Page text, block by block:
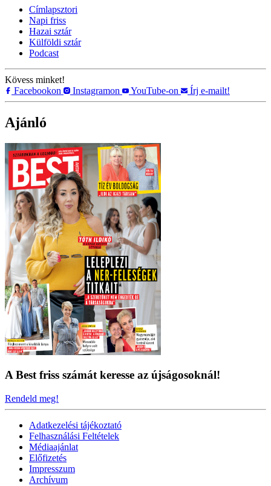
Címlapsztori
Napi friss
Hazai sztár
Külföldi sztár
Podcast
Kövess minket!
Facebookon
Instagramon YouTube-on Írj e-mailt!
Ajánló
A Best friss számát keresse az újságosoknál!
Rendeld meg!
Adatkezelési tájékoztató
Felhasználási Feltételek
Médiaajánlat
Előfizetés
Impresszum
Archívum